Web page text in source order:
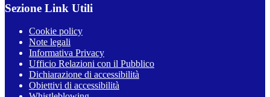
Sezione Link Utili
Cookie policy
Note legali
Informativa Privacy
Ufficio Relazioni con il Pubblico
Dichiarazione di accessibilità
Obiettivi di accessibilità